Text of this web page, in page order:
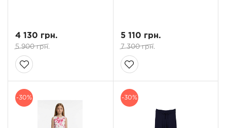
4 130 грн.
5 900 грн.
5 110 грн.
7 300 грн.
-30% -30%